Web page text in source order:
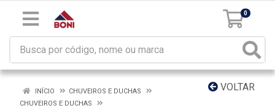
0
VOLTAR
INÍCIO
CHUVEIROS E DUCHAS
CHUVEIROS E DUCHAS